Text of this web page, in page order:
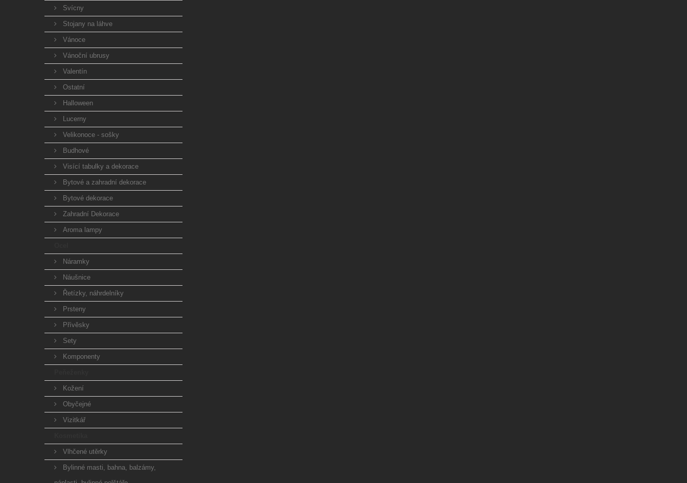
Svícny
Stojany na láhve
Vánoce
Vánoční ubrusy
Valentín
Ostatní
Halloween
Lucerny
Velikonoce - sošky
Budhové
Visící tabulky a dekorace
Bytové a zahradní dekorace
Bytové dekorace
Zahradní Dekorace
Aroma lampy
Náramky
Náušnice
Řetízky, náhrdelníky
Prsteny
Přívěsky
Sety
Komponenty
Kožení
Obyčejné
Vizitkář
Vlhčené utěrky
Bylinné masti, bahna, balzámy,